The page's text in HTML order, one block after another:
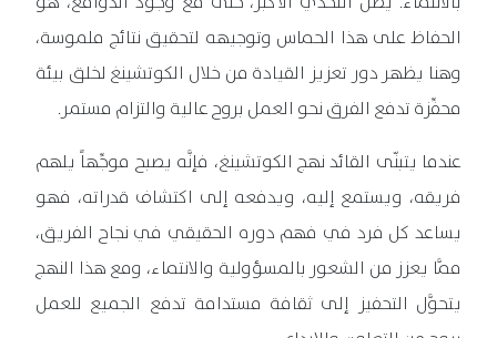
الحفاظ على هذا الحماس وتوجيهه لتحقيق نتائج ملموسة،
وهنا يظهر دور تعزيز القيادة من خلال الكوتشينغ لخلق بيئة
محفِّزة تدفع الفرق نحو العمل بروح عالية والتزام مستمر.
عندما يتبنّى القائد نهج الكوتشينغ، فإنَّه يصبح موجِّهاً يلهم
فريقه، ويستمع إليه، ويدفعه إلى اكتشاف قدراته، فهو
يساعد كل فرد في فهم دوره الحقيقي في نجاح الفريق،
ممَّا يعزز من الشعور بالمسؤولية والانتماء، ومع هذا النهج
يتحوَّل التحفيز إلى ثقافة مستدامة تدفع الجميع للعمل